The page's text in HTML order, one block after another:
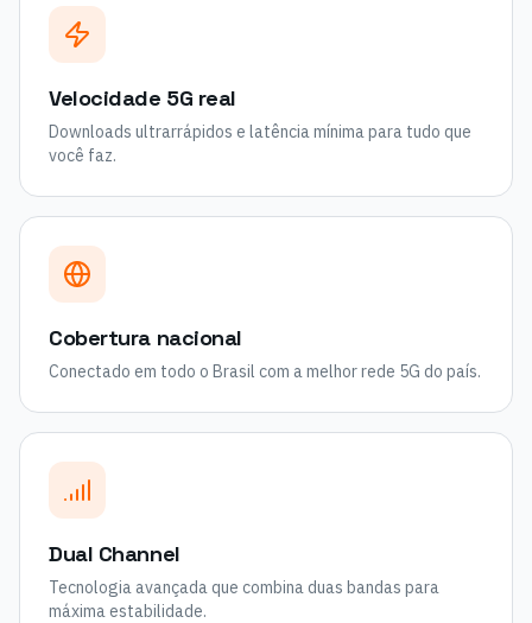
Velocidade 5G real
Downloads ultrarrápidos e latência mínima para tudo que
você faz.
Cobertura nacional
Conectado em todo o Brasil com a melhor rede 5G do país.
Dual Channel
Tecnologia avançada que combina duas bandas para
máxima estabilidade.